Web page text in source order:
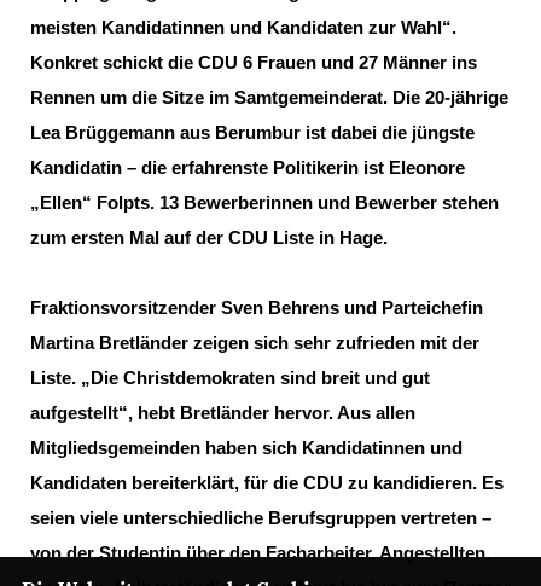
meisten Kandidatinnen und Kandidaten zur Wahl“.
Konkret schickt die CDU 6 Frauen und 27 Männer ins
Rennen um die Sitze im Samtgemeinderat. Die 20-jährige
Lea Brüggemann aus Berumbur ist dabei die jüngste
Kandidatin – die erfahrenste Politikerin ist Eleonore
Ellen“ Folpts. 13 Bewerberinnen und Bewerber stehen
zum ersten Mal auf der CDU Liste in Hage.
Fraktionsvorsitzender Sven Behrens und Parteichefin
Martina Bretländer zeigen sich sehr zufrieden mit der
Liste. „Die Christdemokraten sind breit und gut
aufgestellt“, hebt Bretländer hervor. Aus allen
Mitgliedsgemeinden haben sich Kandidatinnen und
Kandidaten bereiterklärt, für die CDU zu kandidieren. Es
seien viele unterschiedliche Berufsgruppen vertreten –
von der Studentin über den Facharbeiter, Angestellten,